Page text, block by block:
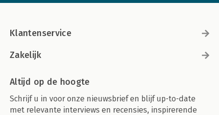
Klantenservice
Zakelijk
Altijd op de hoogte
Schrijf u in voor onze nieuwsbrief en blijf up-to-date
met relevante interviews en recensies, inspirerende